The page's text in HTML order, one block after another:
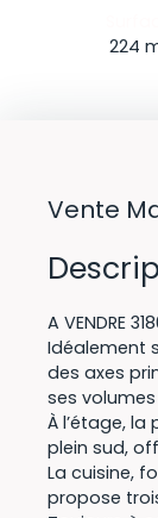
224
Vente
A VENDRE
Idéalement
des axes
ses
À l’étage,
plein sud,
La cuisine,
propose